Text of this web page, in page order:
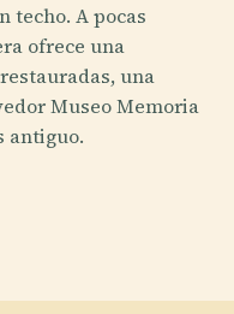
techo. A pocas
ofrece una
una
Museo Memoria
antiguo.